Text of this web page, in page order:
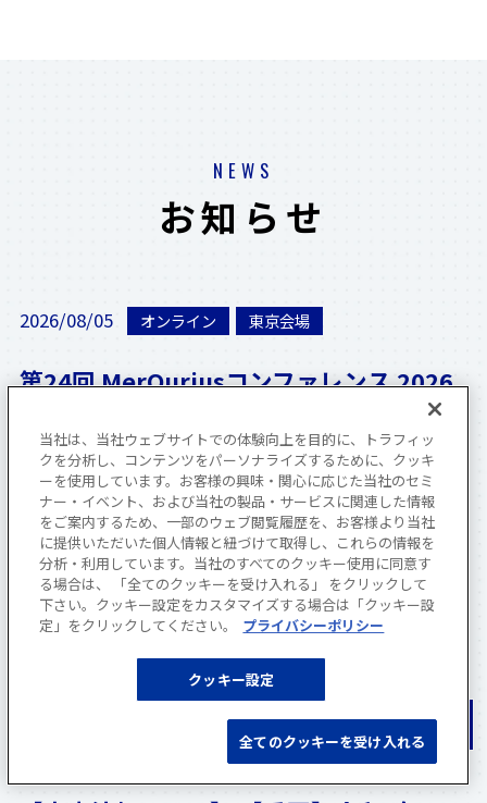
NEWS
お知らせ
2026/08/05 オンライン 東京会場
第24回 MerQuriusコンファレンス 2026
2026/07/31 オンライン
8月開催：【見逃し配信】新機能で広がる
「版下チェックサービスP2Ai」活用術ご
紹介セミナー受付中
MerQuriusコラム
当社は、当社ウェブサイトでの体験向上を目的に、トラフィッ
クを分析し、コンテンツをパーソナライズするために、クッキ
ーを使用しています。お客様の興味・関心に応じた当社のセミ
ナー・イベント、および当社の製品・サービスに関連した情報
をご案内するため、一部のウェブ閲覧履歴を、お客様より当社
に提供いただいた個人情報と紐づけて取得し、これらの情報を
分析・利用しています。当社のすべてのクッキー使用に同意す
る場合は、 「全てのクッキーを受け入れる」 をクリックして
下さい。クッキー設定をカスタマイズする場合は「クッキー設
定」をクリックしてください。
プライバシーポリシー
クッキー設定
全てのクッキーを受け入れる